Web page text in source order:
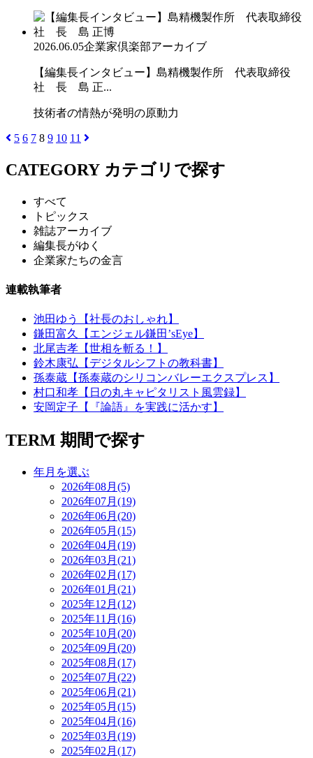
2026.06.05企業家倶楽部アーカイブ
【編集長インタビュー】島精機製作所 代表取締役
社 長 島 正...
技術者の情熱が発明の原動力
5 6 7 8 9 10 11
CATEGORY カテゴリで探す
すべて
トピックス
雑誌アーカイブ
編集長がゆく
企業家たちの金言
連載執筆者
池田ゆう【社長のおしゃれ】
鎌田富久【エンジェル鎌田’sEye】
北尾吉孝【世相を斬る！】
鈴木康弘【デジタルシフトの教科書】
孫泰蔵【孫泰蔵のシリコンバレーエクスプレス】
村口和孝【日の丸キャピタリスト風雲録】
安岡定子【『論語』を実践に活かす】
TERM 期間で探す
年月を選ぶ
2026年08月(5)
2026年07月(19)
2026年06月(20)
2026年05月(15)
2026年04月(19)
2026年03月(21)
2026年02月(17)
2026年01月(21)
2025年12月(12)
2025年11月(16)
2025年10月(20)
2025年09月(20)
2025年08月(17)
2025年07月(22)
2025年06月(21)
2025年05月(15)
2025年04月(16)
2025年03月(19)
2025年02月(17)